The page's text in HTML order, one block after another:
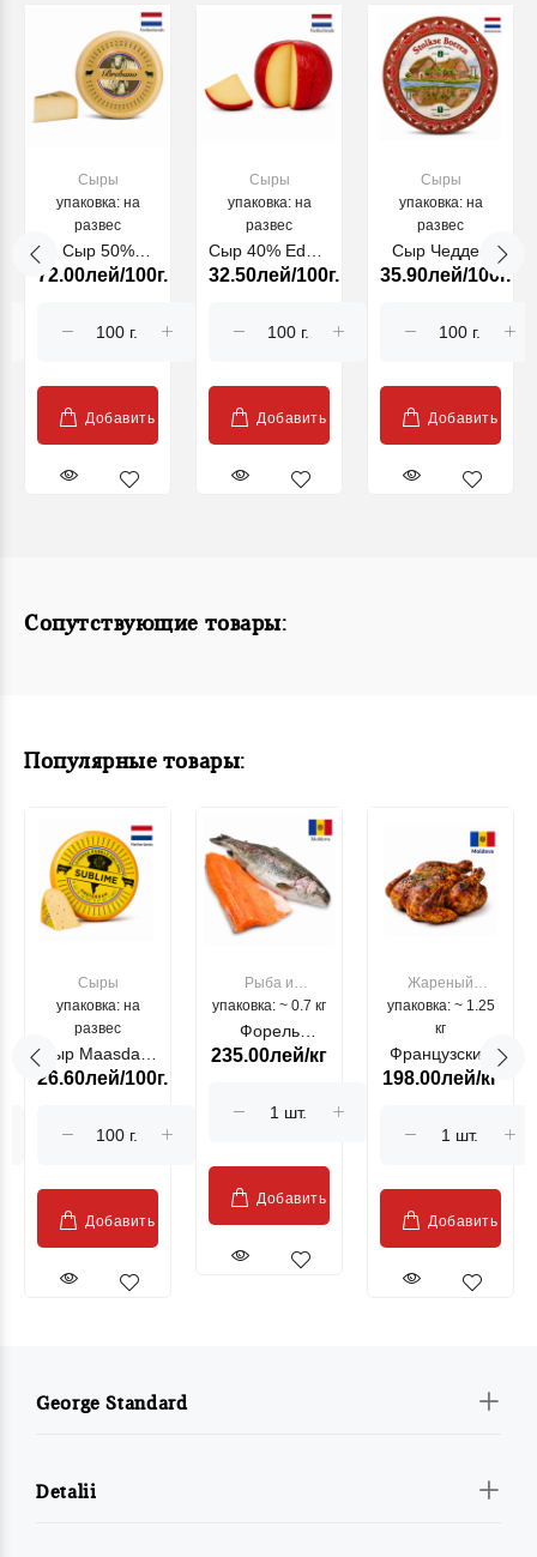
Сыры
упаковка: на
развес
Сыр 50%
Brebano Mild
72.00лей/100г.
Добавить
Сыры
упаковка: на
развес
Сыр 40% Edam
Red (30301)
32.50лей/100г.
Добавить
Сыры
упаковка: на
развес
Сыр Чеддер
block red
35.90лей/100г.
Добавить
Сопутствующие товары:
Популярные товары:
Сыры
упаковка: на
развес
Сыр Maasdam
Sublime Cow
26.60лей/100г.
Добавить
Рыба и
морепродукты
упаковка: ~ 0.7 кг
Форель
лососевая
Moldovenesc"
235.00лей/кг
Добавить
Жареный
цыпленок
упаковка: ~ 1.25
кг
Французский
гриль, кг
198.00лей/кг
Добавить
George Standard
Detalii